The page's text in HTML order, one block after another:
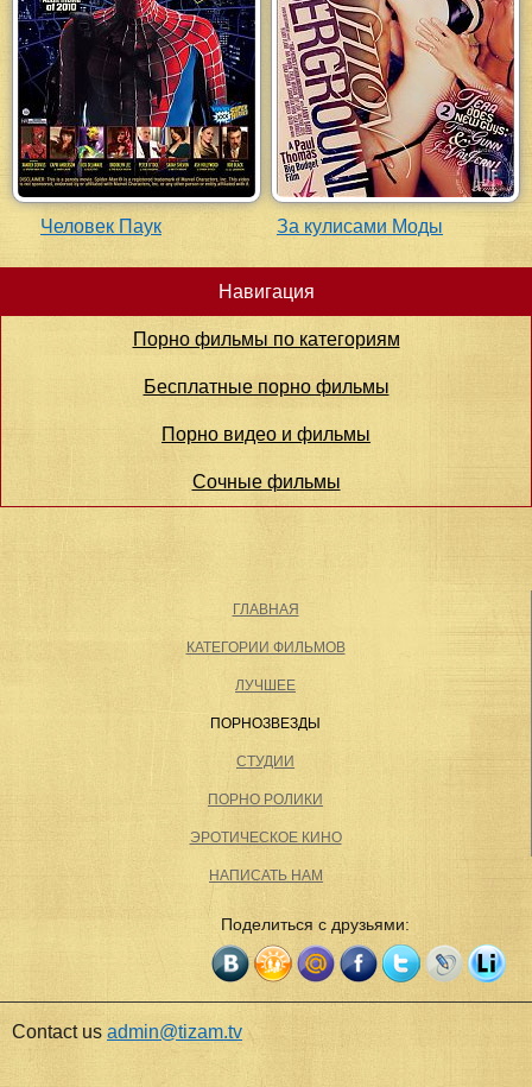
Человек Паук За кулисами Моды
Навигация
Порно фильмы по категориям
Бесплатные порно фильмы
Порно видео и фильмы
Сочные фильмы
ГЛАВНАЯ
КАТЕГОРИИ ФИЛЬМОВ
ЛУЧШЕЕ
ПОРНОЗВЕЗДЫ
СТУДИИ
ПОРНО РОЛИКИ
ЭРОТИЧЕСКОЕ КИНО
НАПИСАТЬ НАМ
Contact us admin@tizam.tv
Поделиться с друзьями: